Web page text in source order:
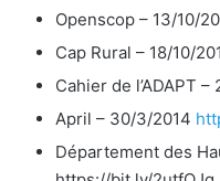
Openscop – 13/10/
Cap Rural – 18/10/
Cahier de l’ADAPT –
April – 30/3/2014
Département des